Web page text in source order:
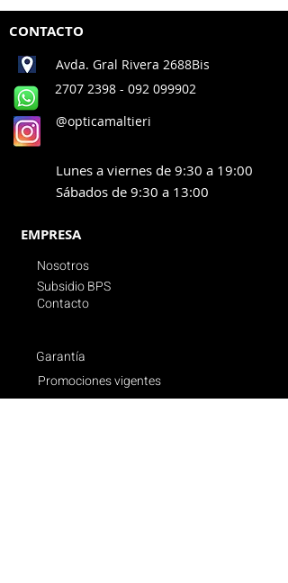
CONTACTO
Avda. Gral Rivera 2688Bis
2707 2398 - 092 099902
@opticamaltieri
Lunes a viernes de 9:30 a 19:00
Sábados de 9:30 a 13:00
EMPRESA
Nosotros
Subsidio BPS
Contacto
Garantía
Promociones vigentes